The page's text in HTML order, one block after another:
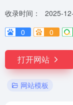
收录时间：
2025-
0
0
打开网站
网站模板